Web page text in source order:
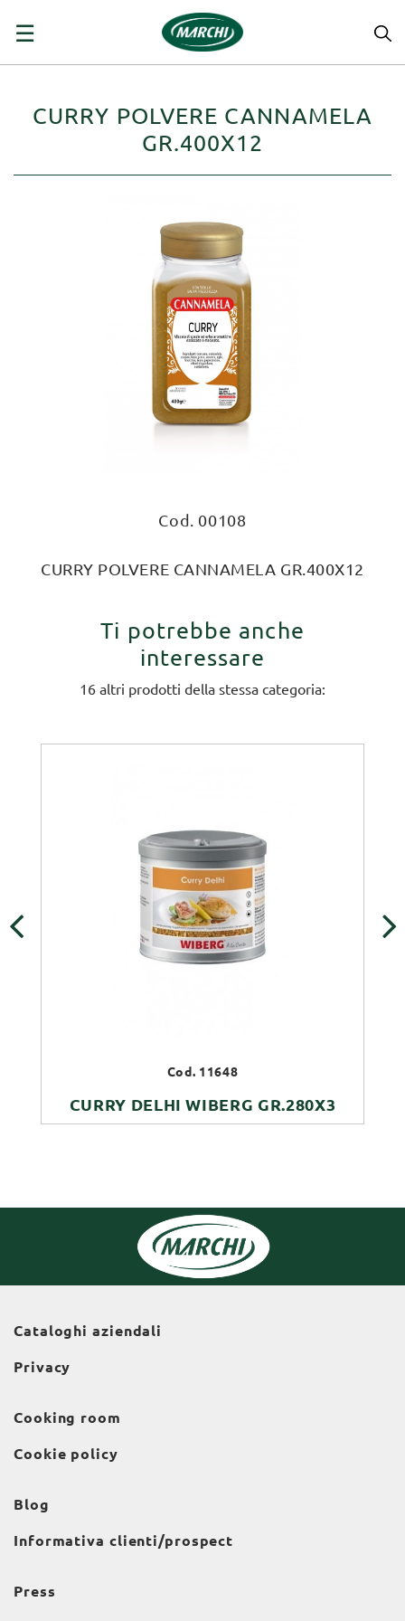
navigazione
☰
CURRY POLVERE CANNAMELA
GR.400X12
Cod. 00108
CURRY POLVERE CANNAMELA GR.400X12
Ti potrebbe anche
interessare
16 altri prodotti della stessa categoria:
Cod. 11648
CURRY DELHI WIBERG GR.280X3
Cataloghi aziendali
Privacy
Cooking room
Cookie policy
Blog
Informativa clienti/prospect
Press